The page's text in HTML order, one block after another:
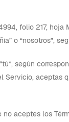
folio 217, hoja
o “nosotros”,
según
Servicio, aceptas
aceptes los